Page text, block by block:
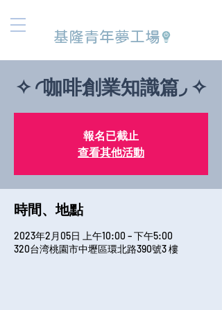
基隆青年夢工場
✧ ◜咖啡創業知識篇◞ ✧
報名已截止
查看其他活動
時間、地點
2023年2月05日 上午10:00 – 下午5:00
320台湾桃園市中壢區環北路390號3 樓